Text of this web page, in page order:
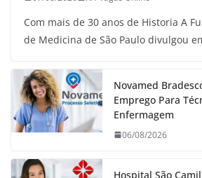
Com mais de 30 anos de Historia A
de Medicina de São Paulo divulgou
Novamed
Emprego Para
Enfermagem
06/08/2026
Hospital São